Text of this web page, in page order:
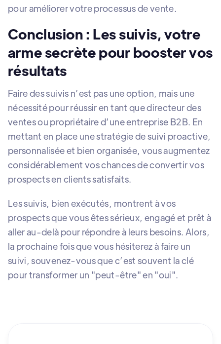
pour améliorer votre processus de vente.
Conclusion : Les suivis, votre
arme secrète pour booster vos
résultats
Faire des suivis n’est pas une option, mais une
nécessité pour réussir en tant que directeur des
ventes ou propriétaire d’une entreprise B2B. En
mettant en place une stratégie de suivi proactive,
personnalisée et bien organisée, vous augmentez
considérablement vos chances de convertir vos
prospects en clients satisfaits.
Les suivis, bien exécutés, montrent à vos
prospects que vous êtes sérieux, engagé et prêt à
aller au-delà pour répondre à leurs besoins. Alors,
la prochaine fois que vous hésiterez à faire un
suivi, souvenez-vous que c’est souvent la clé
pour transformer un "peut-être" en "oui".